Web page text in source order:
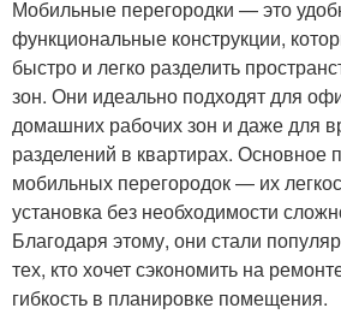
Мобильные перегородки — это
функциональные конструкции,
быстро и легко разделить
зон. Они идеально подходят для
домашних рабочих зон и даже для
разделений в квартирах. Основное
мобильных перегородок — их
установка без необходимости
Благодаря этому, они стали
тех, кто хочет сэкономить на
гибкость в планировке помещения.